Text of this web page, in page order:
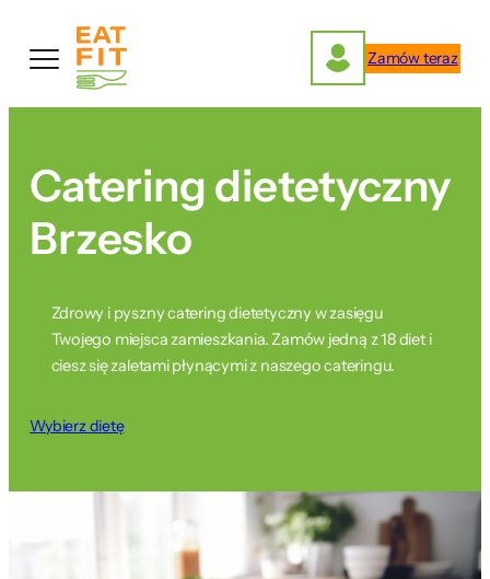
treści
Zamów teraz
Catering dietetyczny
Brzesko
Zdrowy i pyszny catering dietetyczny w zasięgu
Twojego miejsca zamieszkania. Zamów jedną z 18 diet i
ciesz się zaletami płynącymi z naszego cateringu.
Wybierz dietę